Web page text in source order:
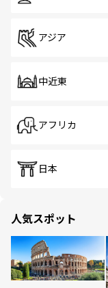
アジア
中近東
アフリカ
日本
人気スポット